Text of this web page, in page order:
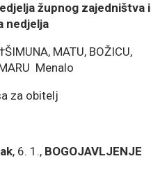
župnog zajedništva i
nedjelja
MATU, BOŽICU,
Menalo
za obitelj
, 6. 1., BOGOJAVLJENJE